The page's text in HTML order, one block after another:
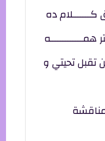
ده
تقبل تحيتي و